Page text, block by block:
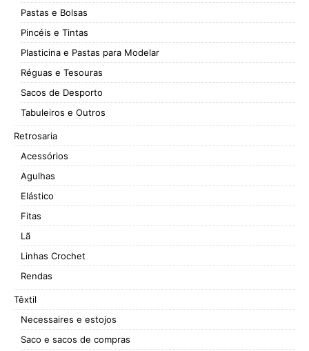
Pastas e Bolsas
Pincéis e Tintas
Plasticina e Pastas para Modelar
Réguas e Tesouras
Sacos de Desporto
Tabuleiros e Outros
Retrosaria
Acessórios
Agulhas
Elástico
Fitas
Lã
Linhas Crochet
Rendas
Têxtil
Necessaires e estojos
Saco e sacos de compras